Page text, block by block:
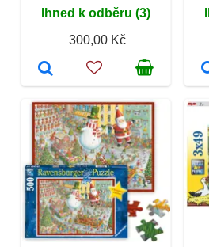
Ihned k odběru (3)
300,00 Kč